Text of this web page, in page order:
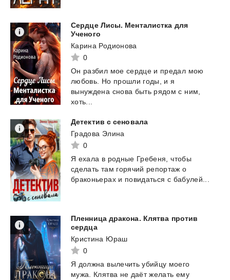
Сердце Лисы. Менталистка для
Ученого
Карина Родионова
0
Он разбил мое сердце и предал мою
любовь. Но прошли годы, и я
вынуждена снова быть рядом с ним,
хоть...
Детектив с сеновала
Градова Элина
0
Я ехала в родные Гребеня,
чтобы
сделать там горячий репортаж о
браконьерах и повидаться с бабулей...
Пленница дракона. Клятва против
сердца
Кристина Юраш
0
Я должна вылечить убийцу моего
мужа. Клятва не даёт желать ему